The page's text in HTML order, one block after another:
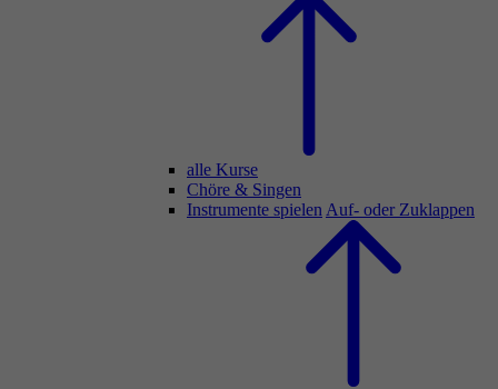
alle Kurse
Chöre & Singen
Instrumente spielen Auf- oder Zuklappen